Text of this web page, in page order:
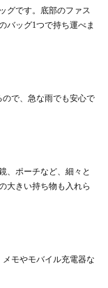
グです。底部のファス
バッグ1つで持ち運べま
で、急な雨でも安心で
、ポーチなど、細々と
大きい持ち物も入れら
モやモバイル充電器な